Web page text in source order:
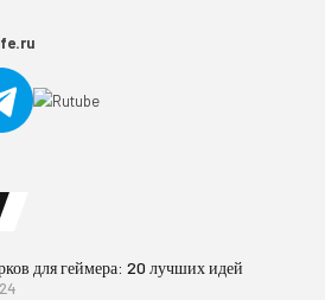
для геймера: 20 лучших идей